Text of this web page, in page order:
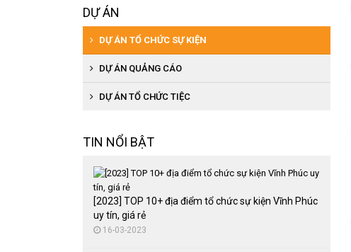
DỰ ÁN
DỰ ÁN TỔ CHỨC SỰ KIỆN
DỰ ÁN QUẢNG CÁO
DỰ ÁN TỔ CHỨC TIỆC
TIN NỔI BẬT
[2023] TOP 10+ địa điểm tổ chức sự kiện Vĩnh Phúc
uy tín, giá rẻ
16-03-2023